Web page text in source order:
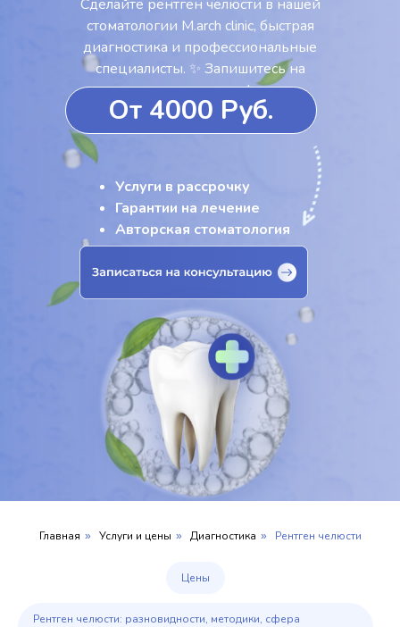
Сделайте рентген челюсти в нашей
стоматологии M.arch clinic, быстрая
диагностика и профессиональные
специалисты. ✨ Запишитесь на
консультацию!
Услуги в рассрочку
Гарантии на лечение
Авторская стоматология
От 4000 Руб.
Главная » Услуги и цены » Диагностика » Рентген челюсти
Цены
Рентген челюсти: разновидности, методики, сфера